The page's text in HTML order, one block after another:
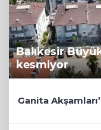
Balıkesir
kesmiyor
Ganita